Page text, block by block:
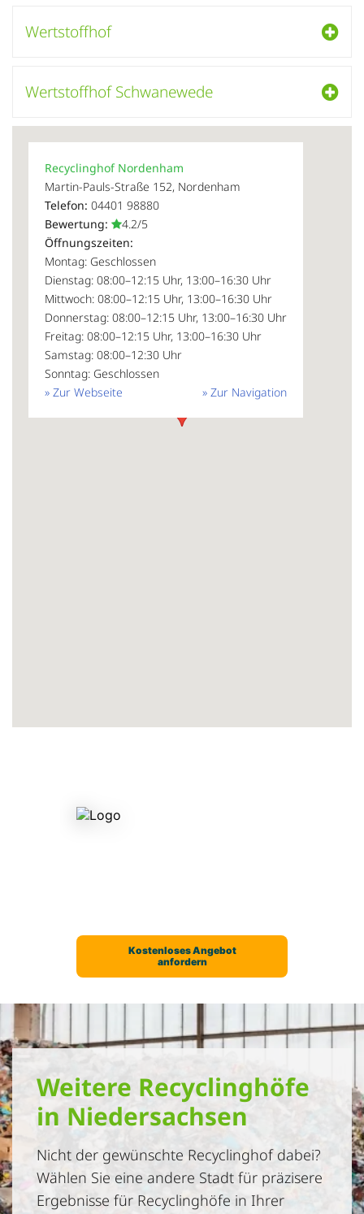
Wertstoffhof
Wertstoffhof Schwanewede
Recyclinghof Nordenham
Martin-Pauls-Straße 152, Nordenham
Telefon: 04401 98880
Bewertung:
4.2/5
Öffnungszeiten:
Montag: Geschlossen
Dienstag: 08:00–12:15 Uhr, 13:00–16:30 Uhr
Mittwoch: 08:00–12:15 Uhr, 13:00–16:30 Uhr
Donnerstag: 08:00–12:15 Uhr, 13:00–16:30 Uhr
Freitag: 08:00–12:15 Uhr, 13:00–16:30 Uhr
Samstag: 08:00–12:30 Uhr
Sonntag: Geschlossen
» Zur Navigation
» Zur Webseite
Weitere Recyclinghöfe
in Niedersachsen
Nicht der gewünschte Recyclinghof dabei?
Wählen Sie eine andere Stadt für präzisere
Ergebnisse für Recyclinghöfe in Ihrer